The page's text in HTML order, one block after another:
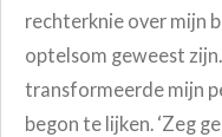
rechterknie over mijn
optelsom geweest
transformeerde mijn
begon te lijken. ‘Zeg